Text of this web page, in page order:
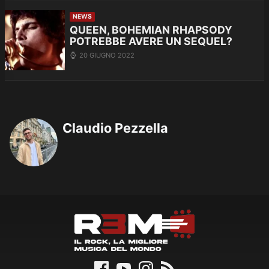
NEWS
QUEEN, BOHEMIAN RHAPSODY
POTREBBE AVERE UN SEQUEL?
20 GIUGNO 2022
Claudio Pezzella